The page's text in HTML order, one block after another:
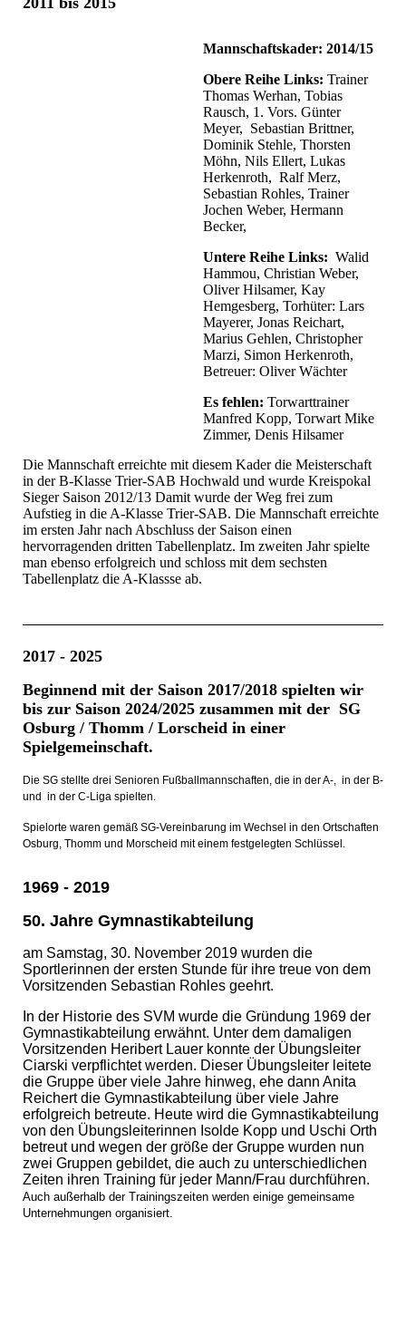
Mannschaftskader: 2014/15
Obere Reihe Links: Trainer
Thomas Werhan, Tobias
Rausch, 1. Vors. Günter
Meyer, Sebastian Brittner,
Dominik Stehle, Thorsten
Möhn, Nils Ellert, Lukas
Herkenroth, Ralf Merz,
Sebastian Rohles, Trainer
Jochen Weber, Hermann
Becker,
Untere Reihe Links: Walid
Hammou, Christian Weber,
Oliver Hilsamer, Kay
Hemgesberg, Torhüter: Lars
Mayerer, Jonas Reichart,
Marius Gehlen, Christopher
Marzi, Simon Herkenroth,
Betreuer: Oliver Wächter
Es fehlen: Torwarttrainer
Manfred Kopp, Torwart Mike
Zimmer, Denis Hilsamer
Die Mannschaft erreichte mit diesem Kader die Meisterschaft
in der B-Klasse Trier-SAB Hochwald und wurde Kreispokal
Sieger Saison 2012/13 Damit wurde der Weg frei zum
Aufstieg in die A-Klasse Trier-SAB. Die Mannschaft erreichte
im ersten Jahr nach Abschluss der Saison einen
hervorragenden dritten Tabellenplatz. Im zweiten Jahr spielte
man ebenso erfolgreich und schloss mit dem sechsten
Tabellenplatz die A-Klassse ab.
2017 - 2025
Beginnend mit der Saison 2017/2018 spielten wir
bis zur Saison 2024/2025 zusammen mit der SG
Osburg / Thomm / Lorscheid in einer
Spielgemeinschaft.
Die SG stellte drei Senioren Fußballmannschaften, die in der A-, in der B-
und in der C-Liga spielten.
Spielorte waren gemäß SG-Vereinbarung im Wechsel in den Ortschaften
Osburg, Thomm und Morscheid mit einem festgelegten Schlüssel.
1969 - 2019
50. Jahre Gymnastikabteilung
am Samstag, 30. November 2019 wurden die
Sportlerinnen der ersten Stunde für ihre treue von dem
Vorsitzenden Sebastian Rohles geehrt.
In der Historie des SVM wurde die Gründung 1969 der
Gymnastikabteilung erwähnt. Unter dem damaligen
Vorsitzenden Heribert Lauer konnte der Übungsleiter
Ciarski verpflichtet werden. Dieser Übungsleiter leitete
die Gruppe über viele Jahre hinweg, ehe dann Anita
Reichert die Gymnastikabteilung über viele Jahre
erfolgreich betreute. Heute wird die Gymnastikabteilung
von den Übungsleiterinnen Isolde Kopp und Uschi Orth
betreut und wegen der größe der Gruppe wurden nun
zwei Gruppen gebildet, die auch zu unterschiedlichen
Zeiten ihren Training für jeder Mann/Frau durchführen.
Auch außerhalb der Trainingszeiten werden einige gemeinsame
Unternehmungen organisiert.